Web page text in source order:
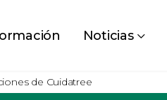
Noticias
de Cuidatree